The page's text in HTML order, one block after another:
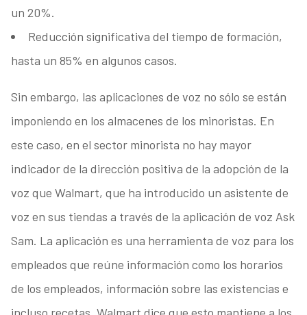
un 20%.
Reducción significativa del tiempo de formación,
hasta un 85% en algunos casos.
Sin embargo, las aplicaciones de voz no sólo se están
imponiendo en los almacenes de los minoristas. En
este caso, en el sector minorista no hay mayor
indicador de la dirección positiva de la adopción de la
voz que Walmart, que ha introducido un asistente de
voz en sus tiendas a través de la aplicación de voz Ask
Sam. La aplicación es una herramienta de voz para los
empleados que reúne información como los horarios
de los empleados, información sobre las existencias e